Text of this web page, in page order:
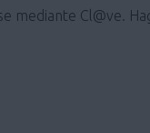
mediante Cl@ve.